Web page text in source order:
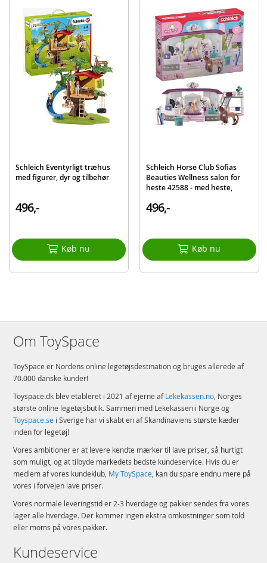
4 tilbehør
Detaljer:
Batterikrav: 3xAAA batterier (ikke inkluderet)
Mål: 60 cm (H)
Alder: fra 3 år
Produktdetaljer
Schleich Eventyrligt træhus
med figurer, dyr og tilbehør
496,-
Køb nu
Schleich Horse Club Sofias
Beauties Wellness salon for
heste 42588 - med heste,
496,-
Køb nu
Om ToySpace
ToySpace er Nordens online legetøjsdestination og bruges allerede af
70.000 danske kunder!
Toyspace.dk blev etableret i 2021 af ejerne afLekekassen.no, Norges
største online legetøjsbutik. Sammen med Lekekassen i Norge og
Toyspace.se i Sverige har vi skabt en af Skandinaviens største kæder
inden for legetøj!
Vores ambitioner er at levere kendte mærker til lave priser, så hurtigt
som muligt, og at tilbyde markedets bedste kundeservice. Hvis du er
medlem af vores kundeklub, My ToySpace, kan du spare endnu mere på
vores i forvejen lave priser.
Vores normale leveringstid er 2-3 hverdage og pakker sendes fra vores
lager alle hverdage. Der kommer ingen ekstra omkostninger som told
eller moms på vores pakker.
Kundeservice